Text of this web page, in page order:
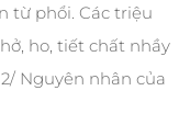
từ phổi. Các triệu
ho, tiết chất nhầy
Nguyên nhân của